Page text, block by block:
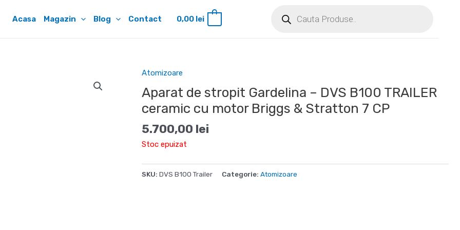
Acasa Magazin Blog Contact 0,00 lei
Atomizoare
Aparat de stropit Gardelina – DVS B100 TRAILER
ceramic cu motor Briggs & Stratton 7 CP
5.700,00 lei
Stoc epuizat
SKU: DVS B100 Trailer Categorie: Atomizoare